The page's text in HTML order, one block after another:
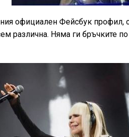
официален Фейсбук профил,
различна. Няма ги бръчките